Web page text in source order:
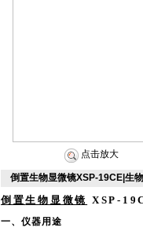
点击放大
倒置生物显微镜XSP-19CE|生
倒置生物显微镜
XSP-
一、仪器用途